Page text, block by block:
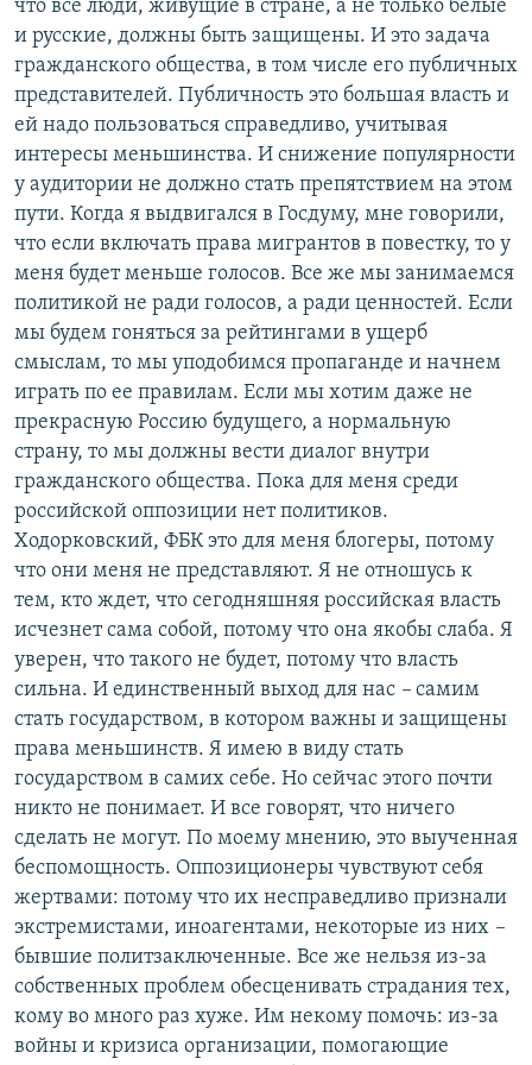
что все люди, живущие в стране, а не только белые
и русские, должны быть защищены. И это задача
гражданского общества, в том числе его публичных
представителей. Публичность это большая власть и
ей надо пользоваться справедливо, учитывая
интересы меньшинства. И снижение популярности
у аудитории не должно стать препятствием на этом
пути. Когда я выдвигался в Госдуму, мне говорили,
что если включать права мигрантов в повестку, то у
меня будет меньше голосов. Все же мы занимаемся
политикой не ради голосов, а ради ценностей. Если
мы будем гоняться за рейтингами в ущерб
смыслам, то мы уподобимся пропаганде и начнем
играть по ее правилам. Если мы хотим даже не
прекрасную Россию будущего, а нормальную
страну, то мы должны вести диалог внутри
гражданского общества. Пока для меня среди
российской оппозиции нет политиков.
Ходорковский, ФБК это для меня блогеры, потому
что они меня не представляют. Я не отношусь к
тем, кто ждет, что сегодняшняя российская власть
исчезнет сама собой, потому что она якобы слаба. Я
уверен, что такого не будет, потому что власть
сильна. И единственный выход для нас – самим
стать государством, в котором важны и защищены
права меньшинств. Я имею в виду стать
государством в самих себе. Но сейчас этого почти
никто не понимает. И все говорят, что ничего
сделать не могут. По моему мнению, это выученная
беспомощность. Оппозиционеры чувствуют себя
жертвами: потому что их несправедливо признали
экстремистами, иноагентами, некоторые из них –
бывшие политзаключенные. Все же нельзя из-за
собственных проблем обесценивать страдания тех,
кому во много раз хуже. Им некому помочь: из-за
войны и кризиса организации, помогающие